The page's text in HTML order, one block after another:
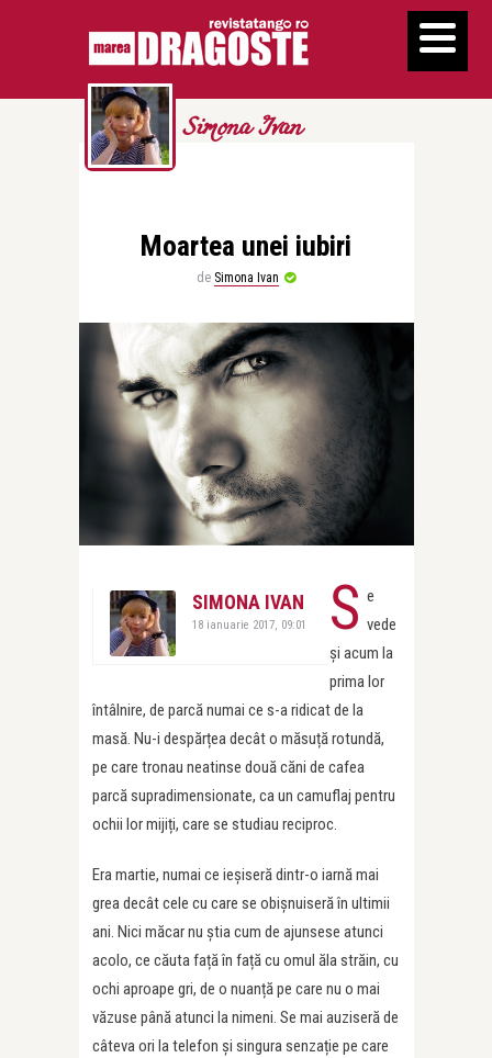
Simona Ivan
Moartea unei iubiri
de Simona Ivan
SIMONA IVAN
18 ianuarie 2017, 09:01 S e
vede
și acum la
prima lor
întâlnire, de parcă numai ce s-a ridicat de la
masă. Nu-i despărțea decât o măsuță rotundă,
pe care tronau neatinse două căni de cafea
parcă supradimensionate, ca un camuflaj pentru
ochii lor mijiți, care se studiau reciproc.
Era martie, numai ce ieșiseră dintr-o iarnă mai
grea decât cele cu care se obișnuiseră în ultimii
ani. Nici măcar nu știa cum de ajunsese atunci
acolo, ce căuta față în față cu omul ăla străin, cu
ochi aproape gri, de o nuanță pe care nu o mai
văzuse până atunci la nimeni. Se mai auziseră de
câteva ori la telefon și singura senzație pe care